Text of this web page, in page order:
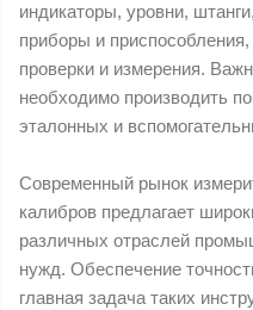
индикаторы, уровни,
приборы и
проверки и измерения.
необходимо производить
эталонных и
Современный рынок
калибров предлагает
различных отраслей
нужд. Обеспечение
главная задача таких